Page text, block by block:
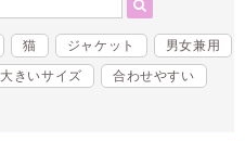
猫 ジャケット
男女兼用
大きいサイズ
合わせやすい